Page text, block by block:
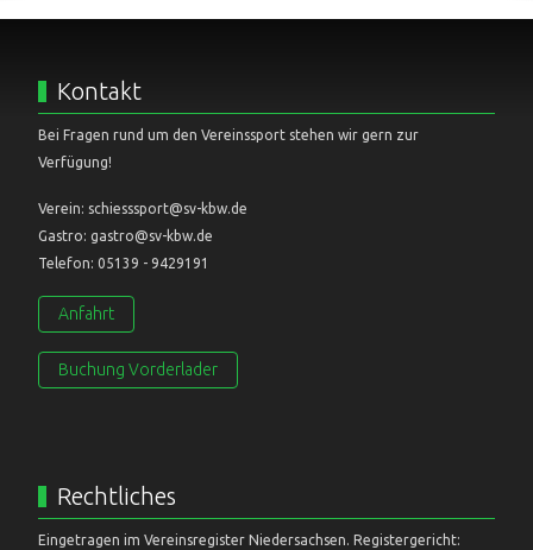
Kontakt
Bei Fragen rund um den Vereinssport stehen wir gern zur
Verfügung!
Verein: schiesssport@sv-kbw.de
Gastro: gastro@sv-kbw.de
Telefon: 05139 - 9429191
Anfahrt
Buchung Vorderlader
Rechtliches
Eingetragen im Vereinsregister Niedersachsen. Registergericht: